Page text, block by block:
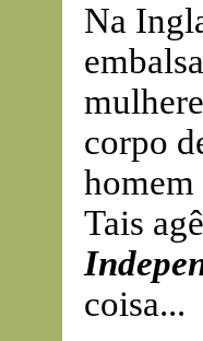
Na
corpo
homem
Tais
coisa...